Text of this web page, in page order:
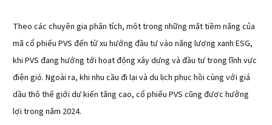
Theo các chuyên gia phân tích, một trong những mặt tiềm năng của
mã cổ phiếu PVS đến từ xu hướng đầu tư vào năng lượng xanh ESG,
khi PVS đang hướng tới hoạt động xây dựng và đầu tư trong lĩnh vực
điện gió. Ngoài ra, khi nhu cầu đi lại và du lịch phục hồi cùng với giá
dầu thô thế giới dự kiến tăng cao, cổ phiếu PVS cũng được hưởng
lợi trong năm 2024.